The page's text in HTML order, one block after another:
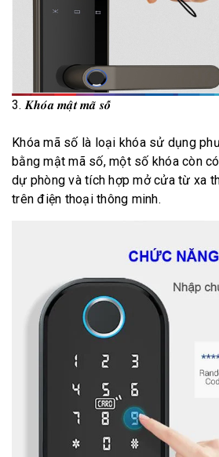
3. 𝑲𝒉𝒐́𝒂 𝒎𝒂̣̂𝒕 𝒎𝒂̃ 𝒔𝒐̂́
Khóa mã số là loại khóa sử dụng
bằng mật mã số, một số khóa còn
dự phòng và tích hợp mở cửa từ xa
trên điện thoại thông minh.